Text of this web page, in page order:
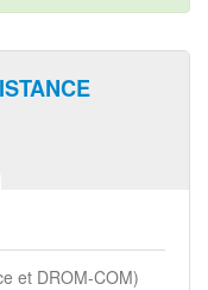
et DROM-COM)